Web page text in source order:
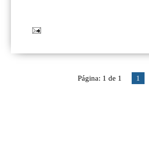
Página: 1 de 1 1